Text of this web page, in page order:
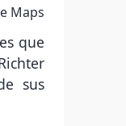
Maps
que
sus